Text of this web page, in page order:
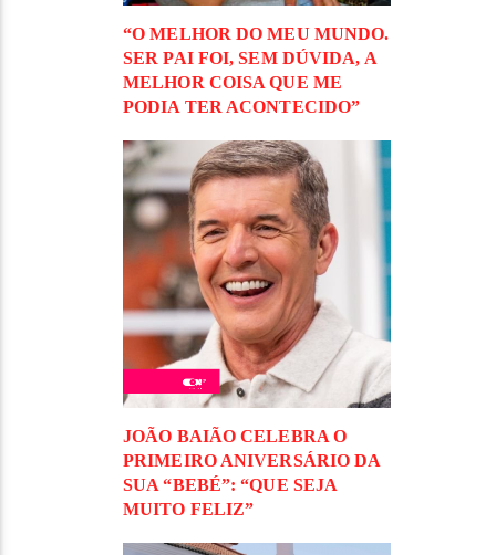
“O MELHOR DO MEU MUNDO.
SER PAI FOI, SEM DÚVIDA, A
MELHOR COISA QUE ME
PODIA TER ACONTECIDO”
JOÃO BAIÃO CELEBRA O
PRIMEIRO ANIVERSÁRIO DA
SUA “BEBÉ”: “QUE SEJA
MUITO FELIZ”